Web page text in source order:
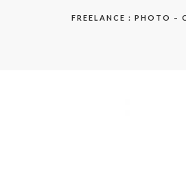
FREELANCE : PHOTO –